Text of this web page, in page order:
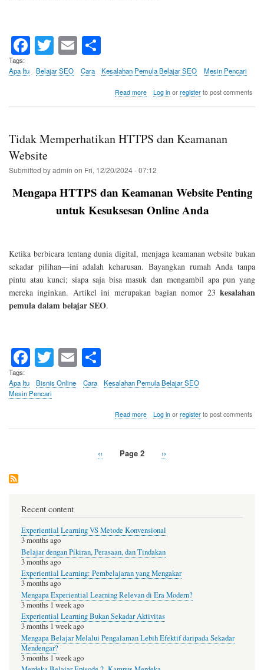
Fa
ce
bo
T
wi
tte
E
m
ail re
Tags
Apa Itu
Belajar SEO Cara Kesalahan Pemula Belajar SEO Mesin Pencari
Read moreabout
Analytics
SEO
Log inor registerto post comments
Tidak Memperhatikan HTTPS dan Keamanan
Website
Submitted byadmin on Fri, 12/20/2024 - 07:12
Mengapa HTTPS dan Keamanan Website Penting
untuk Kesuksesan Online Anda
Ketika berbicara tentang dunia digital, menjaga keamanan website bukan
sekadar pilihan—ini adalah keharusan. Bayangkan rumah Anda tanpa
pintu atau kunci; siapa saja bisa masuk dan mengambil apa pun yang
mereka inginkan. Artikel ini merupakan bagian nomor 23 kesalahan
pemula dalam belajar SEO.
Fa
ce
bo
T
wi
tte
E
m
ail re
Tags
Apa Itu
Bisnis Online Cara
Kesalahan Pemula Belajar SEO
Mesin Pencari
Read moreabout
Log inor registerto post comments
Previous
‹‹ Page 2
Next
››
Recent content
Experiential Learning VS Metode Konvensional
3 months ago
Belajar dengan Pikiran, Perasaan, dan Tindakan
3 months ago
Experiential Learning: Pembelajaran yang Mengakar
3 months ago
Mengapa Experiential Learning Relevan di Era Modern?
3 months 1 week ago
Experiential Learning Bukan Sekadar Aktivitas
3 months 1 week ago
Mengapa Belajar Melalui Pengalaman Lebih Efektif daripada Sekadar
Mendengar?
3 months 1 week ago